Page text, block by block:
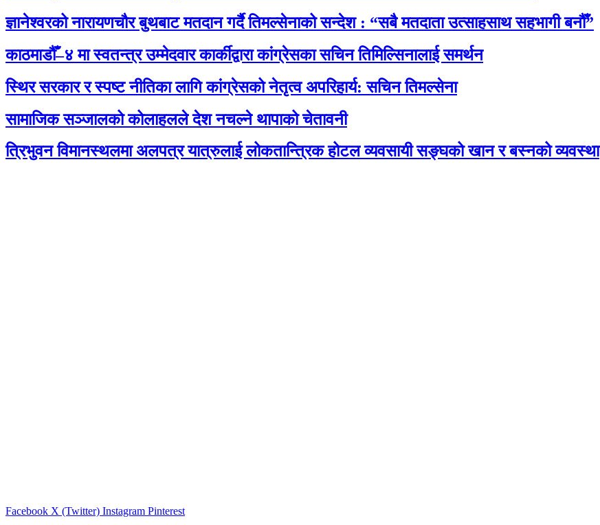
ज्ञानेश्वरको नारायणचौर बुथबाट मतदान गर्दै तिमल्सेनाको सन्देश : “सबै मतदाता उत्साहसाथ सहभागी बनौँ”
काठमाडौँ–४ मा स्वतन्त्र उम्मेदवार कार्कीद्वारा कांग्रेसका सचिन तिमिल्सिनालाई समर्थन
स्थिर सरकार र स्पष्ट नीतिका लागि कांग्रेसको नेतृत्व अपरिहार्य: सचिन तिमल्सेना
सामाजिक सञ्जालको कोलाहलले देश नचल्ने थापाको चेतावनी
त्रिभुवन विमानस्थलमा अलपत्र यात्रुलाई लोकतान्त्रिक होटल व्यवसायी सङ्घको खान र बस्नको व्यवस्था
Facebook X (Twitter) Instagram Pinterest